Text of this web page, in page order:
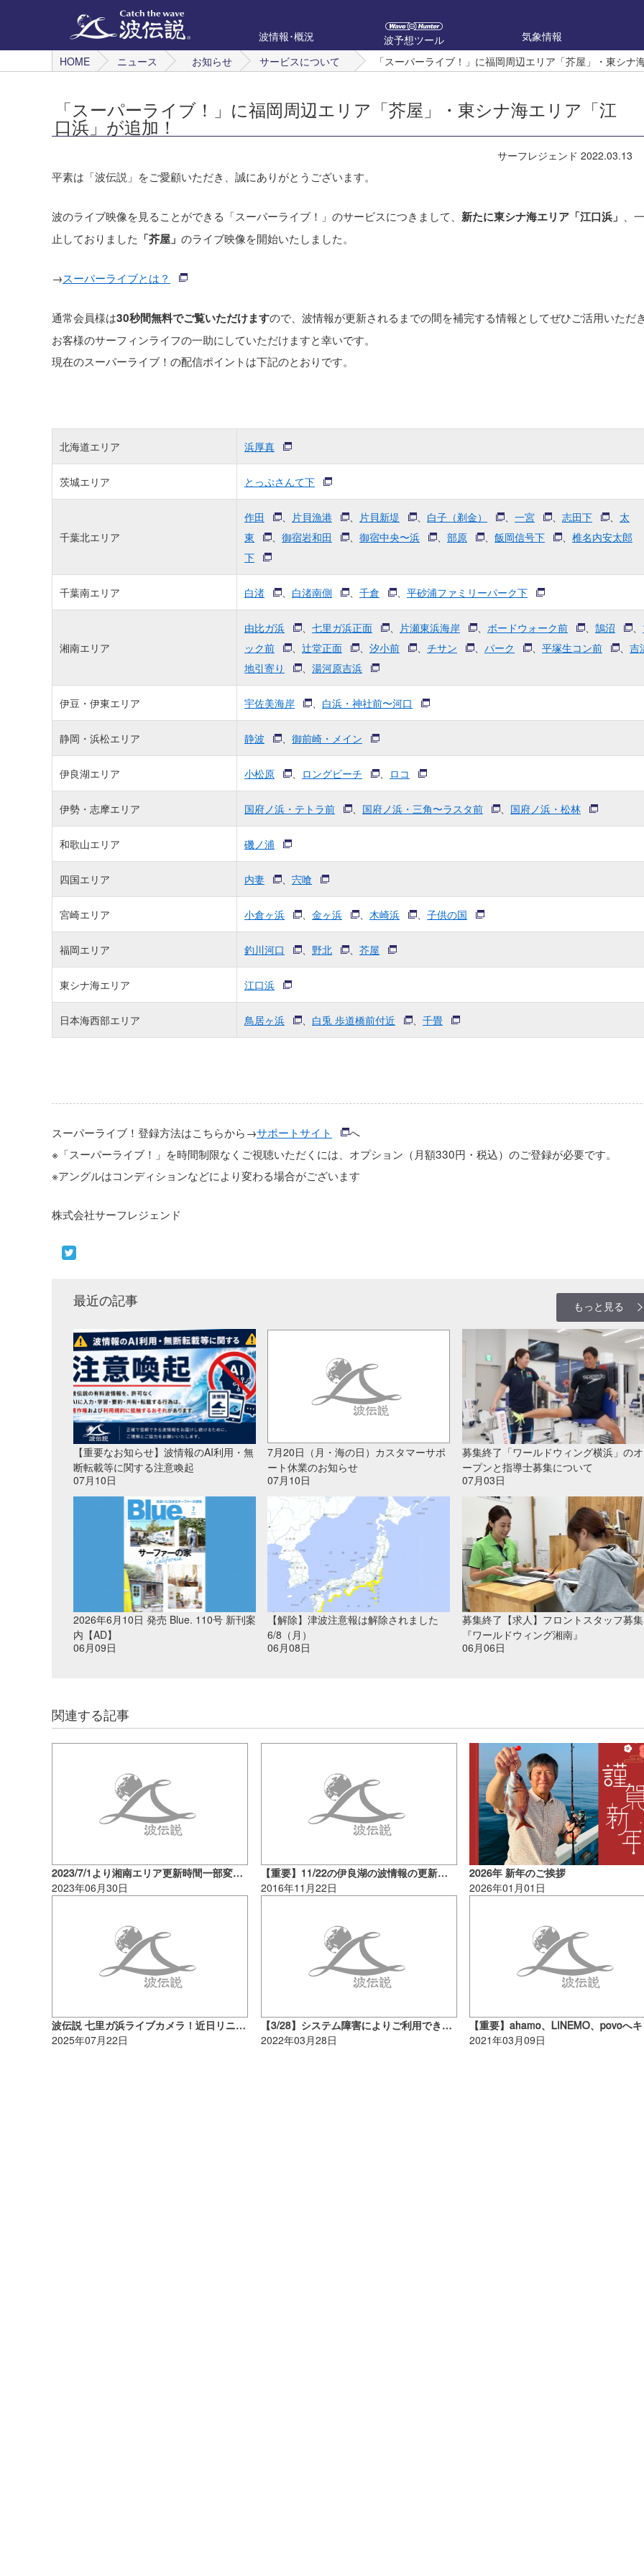
波情報･概況 波予想ツール
気象情報
HOME
ニュース お知らせ サービスについて 「スーパーライブ！」に福岡周辺エリア「芥屋」・東シナ
「スーパーライブ！」に福岡周辺エリア「芥屋」・東シナ海エリア「江
口浜」が追加！
サーフレジェンド 2022.03.13
平素は「波伝説」をご愛顧いただき、誠にありがとうございます。
波のライブ映像を見ることができる「スーパーライブ！」のサービスにつきまして、 新たに東シナ海エリア「江口浜」
、
止しておりました 「芥屋」 のライブ映像を開始いたしました。
→スーパーライブとは？
通常会員様は30秒間無料でご覧いただけますので、波情報が更新されるまでの間を補完する情報としてぜひご活用いただ
お客様のサーフィンライフの一助にしていただけますと幸いです。
現在のスーパーライブ！の配信ポイントは下記のとおりです。
北海道エリア 浜厚真
茨城エリア とっぷさんて下
千葉北エリア
作田 、 片貝漁港 、 片貝新堤 、 白子（剃金） 、 一宮 、 志田下 、 太
東
、 御宿岩和田 、 御宿中央〜浜 、 部原 、 飯岡信号下 、 椎名内安太郎
下
千葉南エリア 白渚 、 白渚南側 、 千倉 、 平砂浦ファミリーパーク下
湘南エリア
由比ガ浜 、 七里ガ浜正面 、 片瀬東浜海岸 、 ボードウォーク前 、 鵠沼 、
ック前
、 辻堂正面 、 汐小前 、 チサン 、 パーク 、 平塚生コン前 、 吉
地引寄り
、 湯河原吉浜
伊豆・伊東エリア 宇佐美海岸 、 白浜・神社前〜河口
静岡・浜松エリア 静波 、 御前崎・メイン
伊良湖エリア 小松原 、 ロングビーチ 、 ロコ
伊勢・志摩エリア 国府ノ浜・テトラ前 、 国府ノ浜・三角〜ラスタ前 、 国府ノ浜・松林
和歌山エリア 磯ノ浦
四国エリア 内妻 、 宍喰
宮崎エリア 小倉ヶ浜 、 金ヶ浜 、 木崎浜 、 子供の国
福岡エリア 釣川河口 、 野北 、 芥屋
東シナ海エリア 江口浜
日本海西部エリア 鳥居ヶ浜 、 白兎 歩道橋前付近 、 千畳
スーパーライブ！登録方法はこちらから→サポートサイト
へ
※「スーパーライブ！」を時間制限なくご視聴いただくには、オプション（月額330円・税込）のご登録が必要です。
※アングルはコンディションなどにより変わる場合がございます
株式会社サーフレジェンド
最近の記事 もっと見る
【重要なお知らせ】波情報のAI利用・無
断転載等に関する注意喚起
07月10日
7月20日（月・海の日）カスタマーサポ
ート休業のお知らせ
07月10日
募集終了「ワールドウィング横浜」のオ
ープンと指導士募集について
07月03日
2026年6月10日 発売 Blue. 110号 新刊案
内【AD】
06月09日
【解除】津波注意報は解除されました
6/8（月）
06月08日
募集終了【求人】フロントスタッフ募集
『ワールドウィング湘南』
06月06日
関連する記事
2023/7/1より湘南エリア更新時間一部変更のお知らせ
2023年06月30日
【重要】11/22の伊良湖の波情報の更新についてお知らせ
2016年11月22日
2026年 新年のご挨拶
2026年01月01日
波伝説 七里ガ浜ライブカメラ！近日リニューアル予定！
2025年07月22日
【3/28】システム障害によりご利用できないサービスがあります
2022年03月28日
2021年03月09日